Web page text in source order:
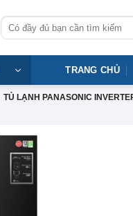
Tìm
kiếm:
TRANG CHỦ
TỦ LẠNH PANASONIC